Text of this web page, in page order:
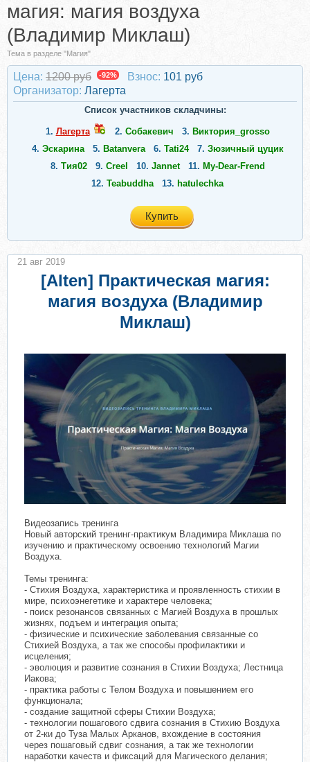
магия: магия воздуха
(Владимир Миклаш)
Тема в разделе "Магия"
Цена: 1200 руб -92% Взнос: 101 руб
Организатор: Лагерта
Список участников складчины:
1. Лагерта 2. Собакевич 3. Виктория_grosso
4. Эскарина 5. Batanvera 6. Tati24 7. Зюзичный цуцик
8. Тия02 9. Creel 10. Jannet 11. My-Dear-Frend
12. Teabuddha 13. hatulechka
Купить
[Alten] Практическая магия:
магия воздуха (Владимир
Миклаш)
Видеозапись тренинга
Новый авторский тренинг-практикум Владимира Миклаша по
изучению и практическому освоению технологий Магии
Воздуха.
Темы тренинга:
- Стихия Воздуха, характеристика и проявленность стихии в
мире, психоэнегетике и характере человека;
- поиск резонансов связанных с Магией Воздуха в прошлых
жизнях, подъем и интеграция опыта;
- физические и психические заболевания связанные со
Стихией Воздуха, а так же способы профилактики и
исцеления;
- эволюция и развитие сознания в Стихии Воздуха; Лестница
Иакова;
- практика работы с Телом Воздуха и повышением его
функционала;
- создание защитной сферы Стихии Воздуха;
- технологии пошагового сдвига сознания в Стихию Воздуха
от 2-ки до Туза Малых Арканов, вхождение в состояния
через пошаговый сдвиг сознания, а так же технологии
наработки качеств и фиксаций для Магического делания;
21 авг 2019